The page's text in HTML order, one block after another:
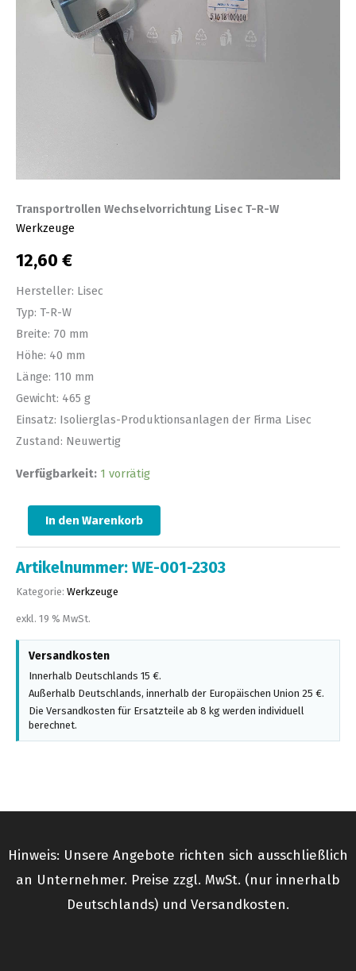
Transportrollen Wechselvorrichtung Lisec T-R-W
Werkzeuge
12,60 €
Hersteller: Lisec
Typ: T-R-W
Breite: 70 mm
Höhe: 40 mm
Länge: 110 mm
Gewicht: 465 g
Einsatz: Isolierglas-Produktionsanlagen der Firma Lisec
Zustand: Neuwertig
Verfügbarkeit: 1 vorrätig
In den Warenkorb
Artikelnummer: WE-001-2303
Kategorie: Werkzeuge
exkl. 19 % MwSt.
Versandkosten
Innerhalb Deutschlands 15 €.
Außerhalb Deutschlands, innerhalb der Europäischen Union 25 €.
Die Versandkosten für Ersatzteile ab 8 kg werden individuell
berechnet.
Hinweis: Unsere Angebote richten sich ausschließlich
an Unternehmer. Preise zzgl. MwSt. (nur innerhalb
Deutschlands) und Versandkosten.